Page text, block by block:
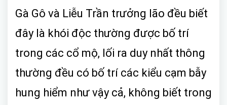
Gà Gô và Liễu Trần trưởng lão đều biết
đây là khói độc thường được bố trí
trong các cổ mộ, lối ra duy nhất thông
thường đều có bố trí các kiểu cạm bẫy
hung hiểm như vậy cả, không biết trong